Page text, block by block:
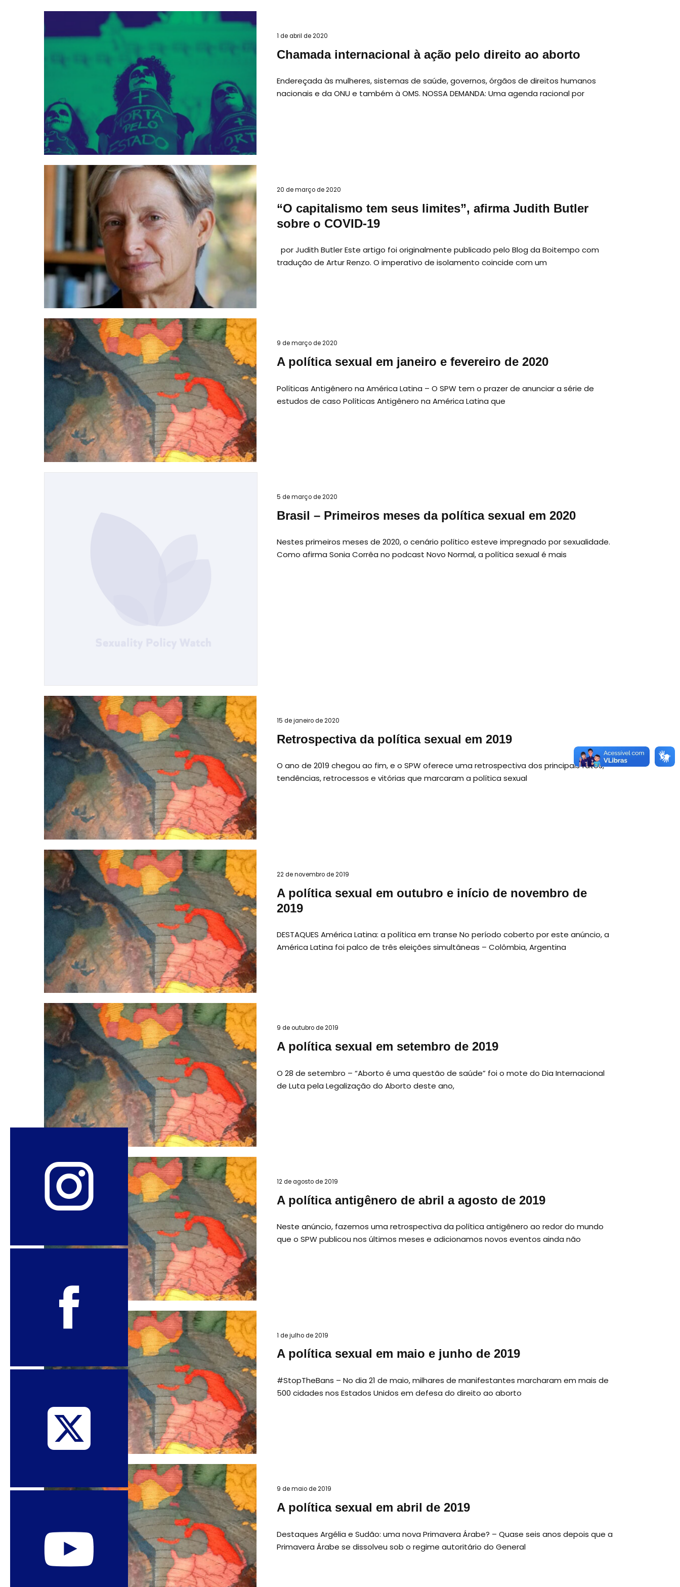
1 de abril de 2020
Chamada internacional à ação pelo direito ao aborto
Endereçada às mulheres, sistemas de saúde, governos, órgãos de direitos humanos
nacionais e da ONU e também à OMS. NOSSA DEMANDA: Uma agenda racional por
20 de março de 2020
“O capitalismo tem seus limites”, afirma Judith Butler
sobre o COVID-19
por Judith Butler Este artigo foi originalmente publicado pelo Blog da Boitempo com
tradução de Artur Renzo. O imperativo de isolamento coincide com um
9 de março de 2020
A política sexual em janeiro e fevereiro de 2020
Políticas Antigênero na América Latina – O SPW tem o prazer de anunciar a série de
estudos de caso Políticas Antigênero na América Latina que
5 de março de 2020
Brasil – Primeiros meses da política sexual em 2020
Nestes primeiros meses de 2020, o cenário político esteve impregnado por sexualidade.
Como afirma Sonia Corrêa no podcast Novo Normal, a política sexual é mais
15 de janeiro de 2020
Retrospectiva da política sexual em 2019
O ano de 2019 chegou ao fim, e o SPW oferece uma retrospectiva dos principais fatos,
tendências, retrocessos e vitórias que marcaram a política sexual
22 de novembro de 2019
A política sexual em outubro e início de novembro de
2019
DESTAQUES América Latina: a política em transe No período coberto por este anúncio, a
América Latina foi palco de três eleições simultâneas – Colômbia, Argentina
9 de outubro de 2019
A política sexual em setembro de 2019
O 28 de setembro – “Aborto é uma questão de saúde” foi o mote do Dia Internacional
de Luta pela Legalização do Aborto deste ano,
12 de agosto de 2019
A política antigênero de abril a agosto de 2019
Neste anúncio, fazemos uma retrospectiva da política antigênero ao redor do mundo
que o SPW publicou nos últimos meses e adicionamos novos eventos ainda não
1 de julho de 2019
A política sexual em maio e junho de 2019
#StopTheBans – No dia 21 de maio, milhares de manifestantes marcharam em mais de
500 cidades nos Estados Unidos em defesa do direito ao aborto
9 de maio de 2019
A política sexual em abril de 2019
Destaques Argélia e Sudão: uma nova Primavera Árabe? – Quase seis anos depois que a
Primavera Árabe se dissolveu sob o regime autoritário do General